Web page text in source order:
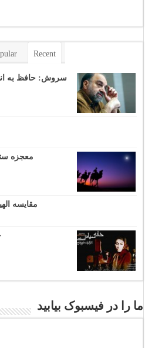
Recent
سروش: حافظ به
معجزه
مقایسه
ما را در فیسبوک بیابید